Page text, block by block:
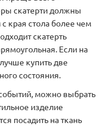
скатерти должны
края стола более чем
скатерть
Если на
купить две
состояния.
можно выбрать
изделие
посадить на ткань